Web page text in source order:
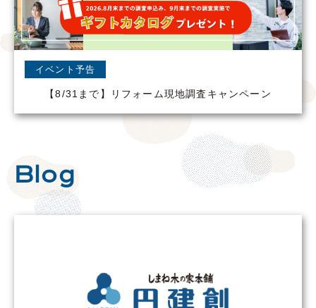
イベント予告
【8/31まで】リフォーム現地調査キャンペーン
Blog